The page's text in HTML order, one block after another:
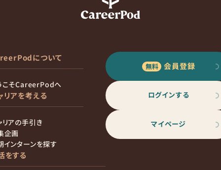
について
こそCareerPodへ
リアを考える
リアの手引き
企画
インターンを探す
をする
会員登録
ログインする
マイページ